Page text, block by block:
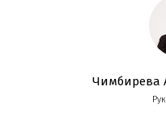
Чимбирева